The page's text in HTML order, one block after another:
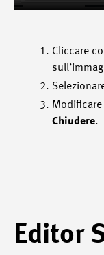
Cliccare
Modificare
Chiudere.
Editor